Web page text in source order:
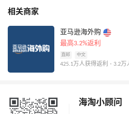
相关商家
亚马逊海外购
最高3.2%返利
直邮 中文
425.1万人获得返利 · 3.2万
海淘小顾问